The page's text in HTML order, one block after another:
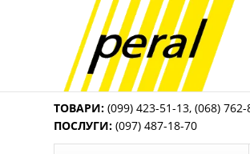
ТОВАРИ: (099) 423-51-13,(068)
ПОСЛУГИ: (097) 487-18-70